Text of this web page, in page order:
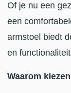
Of je nu een
een
armstoel biedt
en
Waarom